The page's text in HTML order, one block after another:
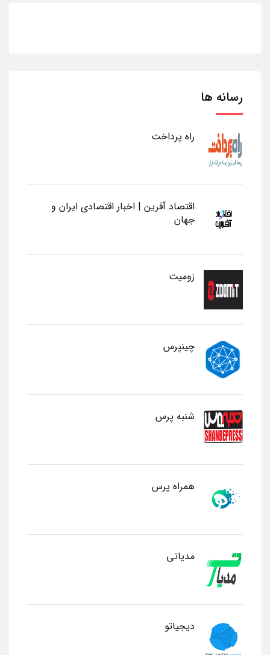
رسانه ها
راه پرداخت
اقتصاد آفرین | اخبار اقتصادی ایران و
جهان
زومیت
چینپرس
شنبه پرس
همراه پرس
مدیاتی
دیجیاتو